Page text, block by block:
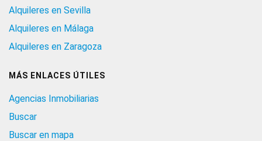
Alquileres en Sevilla
Alquileres en Málaga
Alquileres en Zaragoza
MÁS ENLACES ÚTILES
Agencias Inmobiliarias
Buscar
Buscar en mapa